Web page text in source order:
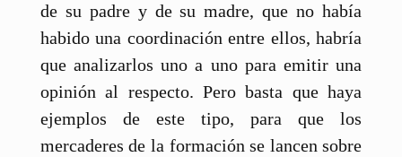
de su padre y de su madre, que no había
habido una coordinación entre ellos, habría
que analizarlos uno a uno para emitir una
opinión al respecto. Pero basta que haya
ejemplos de este tipo, para que los
mercaderes de la formación se lancen sobre